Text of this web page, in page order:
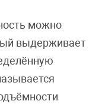
можно
выдерживает